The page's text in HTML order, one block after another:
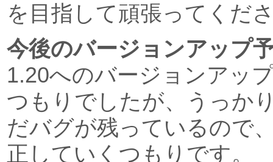
を目指して頑張ってくだ
今後のバージョンアップ
1.20へのバージョンアッ
つもりでしたが、うっか
だバグが残っているので
正していくつもりです。